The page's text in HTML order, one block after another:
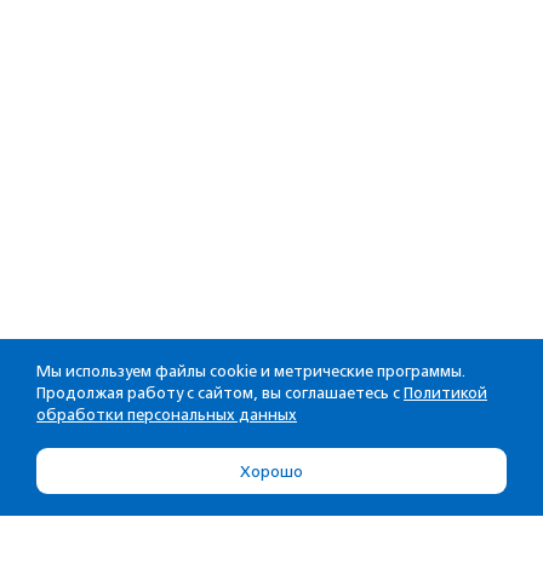
Мы используем файлы cookie и метрические программы.
Продолжая работу с сайтом, вы соглашаетесь с Политикой
обработки персональных данных
Хорошо